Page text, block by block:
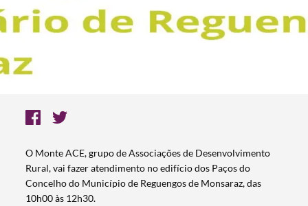
O Monte ACE, grupo de Associações de Desenvolvimento
Rural, vai fazer atendimento no edifício dos Paços do
Concelho do Município de Reguengos de Monsaraz, das
10h00 às 12h30.